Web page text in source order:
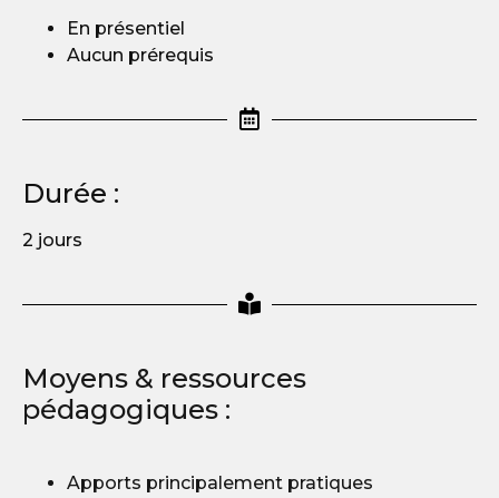
En présentiel
Aucun prérequis
Durée :
2 jours
Moyens & ressources
pédagogiques :
Apports principalement pratiques